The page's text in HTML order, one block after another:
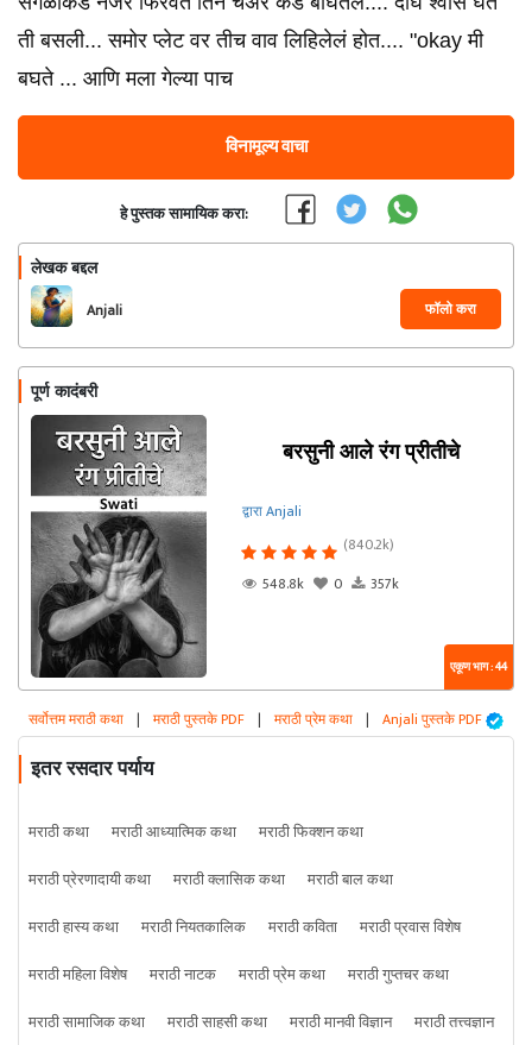
ती बसली... समोर प्लेट वर तीच वाव लिहिलेलं होत.... "okay मी
बघते ... आणि मला गेल्या पाच
विनामूल्य वाचा
हे पुस्तक सामायिक करा:
लेखक बद्दल
Anjali फॉलो करा
पूर्ण कादंबरी
बरसुनी आले रंग प्रीतीचे
द्वारा Anjali
(840.2k)
548.8k
0 357k
एकूण भाग : 44
सर्वोत्तम मराठी कथा | मराठी पुस्तके PDF | मराठी प्रेम कथा | Anjali पुस्तके PDF
इतर रसदार पर्याय
मराठी कथा मराठी आध्यात्मिक कथा
मराठी फिक्शन कथा
मराठी प्रेरणादायी कथा
मराठी क्लासिक कथा
मराठी बाल कथा
मराठी हास्य कथा
मराठी नियतकालिक मराठी कविता
मराठी प्रवास विशेष
मराठी महिला विशेष
मराठी नाटक मराठी प्रेम कथा
मराठी गुप्तचर कथा
मराठी सामाजिक कथा
मराठी साहसी कथा मराठी मानवी विज्ञान मराठी तत्त्वज्ञान